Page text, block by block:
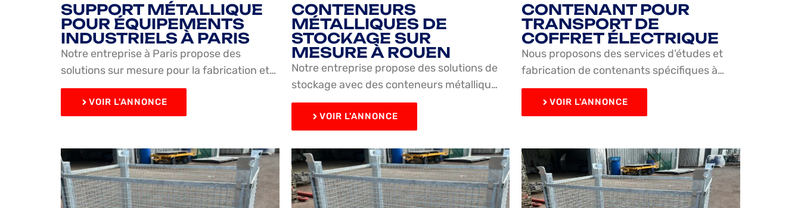
SUPPORT MÉTALLIQUE
POUR ÉQUIPEMENTS
INDUSTRIELS À PARIS
Notre entreprise à Paris propose des
solutions sur mesure pour la fabrication et…
VOIR L'ANNONCE
CONTENEURS
MÉTALLIQUES DE
STOCKAGE SUR
MESURE À ROUEN
Notre entreprise propose des solutions de
stockage avec des conteneurs métalliqu…
VOIR L'ANNONCE
CONTENANT POUR
TRANSPORT DE
COFFRET ÉLECTRIQUE
Nous proposons des services d’études et
fabrication de contenants spécifiques à…
VOIR L'ANNONCE